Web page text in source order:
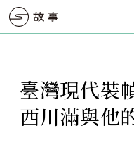
臺灣現代裝
西川滿與他